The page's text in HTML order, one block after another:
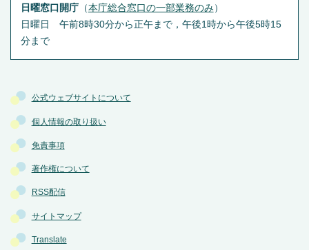
公式ウェブサイトについて
個人情報の取り扱い
免責事項
著作権について
RSS配信
サイトマップ
Translate
日曜窓口開庁（本庁総合窓口の一部業務のみ ）
日曜日 午前8時30分から正午まで，午後1時から午後5時15
分まで